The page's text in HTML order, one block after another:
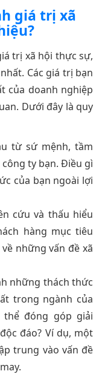
giá trị xã
trị xã hội thực sự,
Các giá trị bạn
của doanh nghiệp
Dưới đây là quy
từ sứ mệnh, tầm
ty bạn. Điều gì
của bạn ngoài lợi
cứu và thấu hiểu
hàng mục tiêu
những vấn đề xã
những thách thức
trong ngành của
thể đóng góp giải
đáo? Ví dụ, một
trung vào vấn đề